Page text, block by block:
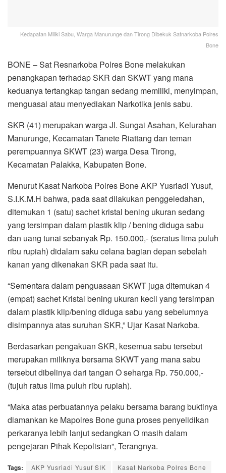
Kedapatan Miliki Sabu, Warga Manurunge dan Tirong Dibekuk Satnarkoba Polres
Bone
BONE – Sat Resnarkoba Polres Bone melakukan
penangkapan terhadap SKR dan SKWT yang mana
keduanya tertangkap tangan sedang memiliki, menyimpan,
menguasai atau menyediakan Narkotika jenis sabu.
SKR (41) merupakan warga Jl. Sungai Asahan, Kelurahan
Manurunge, Kecamatan Tanete Riattang dan teman
perempuannya SKWT (23) warga Desa Tirong,
Kecamatan Palakka, Kabupaten Bone.
Menurut Kasat Narkoba Polres Bone AKP Yusriadi Yusuf,
S.I.K.M.H bahwa, pada saat dilakukan penggeledahan,
ditemukan 1 (satu) sachet kristal bening ukuran sedang
yang tersimpan dalam plastik klip / bening diduga sabu
dan uang tunai sebanyak Rp. 150.000,- (seratus lima puluh
ribu rupiah) didalam saku celana bagian depan sebelah
kanan yang dikenakan SKR pada saat itu.
“Sementara dalam penguasaan SKWT juga ditemukan 4
(empat) sachet Kristal bening ukuran kecil yang tersimpan
dalam plastik klip/bening diduga sabu yang sebelumnya
disimpannya atas suruhan SKR,” Ujar Kasat Narkoba.
Berdasarkan pengakuan SKR, kesemua sabu tersebut
merupakan miliknya bersama SKWT yang mana sabu
tersebut dibelinya dari tangan O seharga Rp. 750.000,-
(tujuh ratus lima puluh ribu rupiah).
“Maka atas perbuatannya pelaku bersama barang buktinya
diamankan ke Mapolres Bone guna proses penyelidikan
perkaranya lebih lanjut sedangkan O masih dalam
pengejaran Pihak Kepolisian”, Terangnya.
Tags: AKP Yusriadi Yusuf SIK Kasat Narkoba Polres Bone